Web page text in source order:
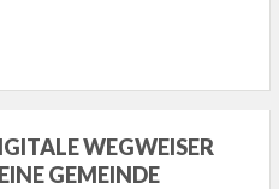
WEGWEISER
GEMEINDE